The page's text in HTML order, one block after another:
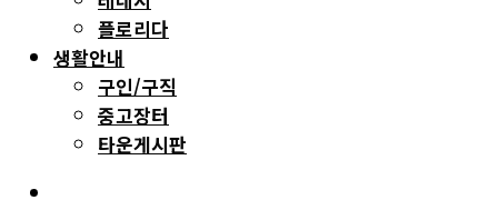
플로리다
생활안내
구인/구직
중고장터
타운게시판